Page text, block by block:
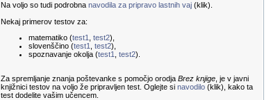
Na voljo so tudi podrobna navodila za pripravo lastnih vaj (klik).
Nekaj primerov testov za:
matematiko (test1 test2),
slovenščino (test1 test2),
spoznavanje okolja (test1 test2).
Za spremljanje znanja poštevanke s pomočjo orodja Brez knjige , je v javni
knjižnici testov na voljo že pripravljen test. Oglejte si navodilo (klik), kako ta
test dodelite vašim učencem.